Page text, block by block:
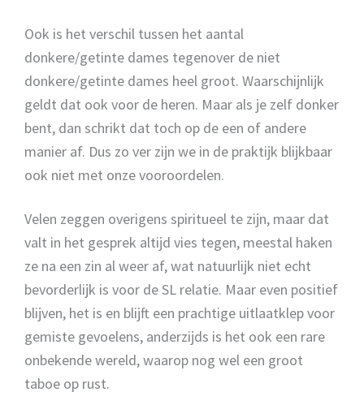
Ook is het verschil tussen het aantal
donkere/getinte dames tegenover de niet
donkere/getinte dames heel groot. Waarschijnlijk
geldt dat ook voor de heren. Maar als je zelf donker
bent, dan schrikt dat toch op de een of andere
manier af. Dus zo ver zijn we in de praktijk blijkbaar
ook niet met onze vooroordelen.
Velen zeggen overigens spiritueel te zijn, maar dat
valt in het gesprek altijd vies tegen, meestal haken
ze na een zin al weer af, wat natuurlijk niet echt
bevorderlijk is voor de SL relatie. Maar even positief
blijven, het is en blijft een prachtige uitlaatklep voor
gemiste gevoelens, anderzijds is het ook een rare
onbekende wereld, waarop nog wel een groot
taboe op rust.